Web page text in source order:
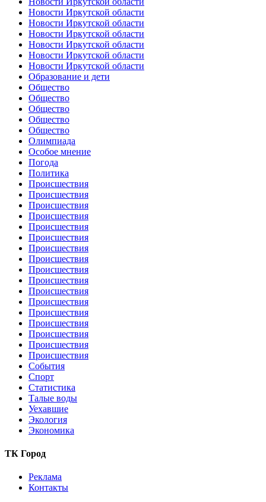
Новости Иркутской области
Новости Иркутской области
Новости Иркутской области
Новости Иркутской области
Новости Иркутской области
Новости Иркутской области
Образование и дети
Общество
Общество
Общество
Общество
Общество
Олимпиада
Особое мнение
Погода
Политика
Происшествия
Происшествия
Происшествия
Происшествия
Происшествия
Происшествия
Происшествия
Происшествия
Происшествия
Происшествия
Происшествия
Происшествия
Происшествия
Происшествия
Происшествия
Происшествия
Происшествия
События
Спорт
Статистика
Талые воды
Уехавшие
Экология
Экономика
ТК Город
Реклама
Контакты